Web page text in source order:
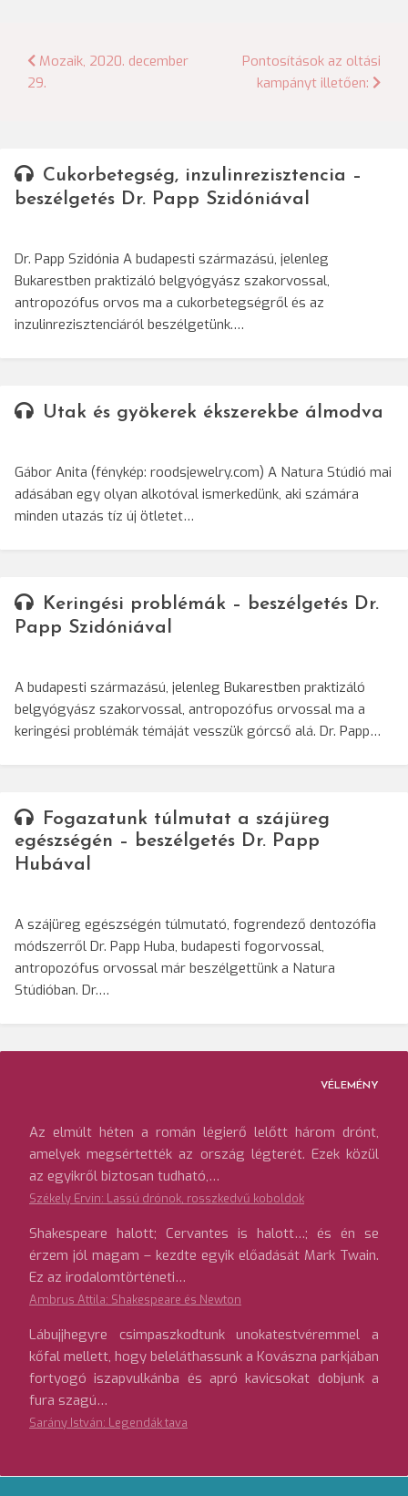
Bejegyzés
Mozaik, 2020. december
29.
Pontosítások az oltási
kampányt illetően:
Cukorbetegség, inzulinrezisztencia –
beszélgetés Dr. Papp Szidóniával
Dr. Papp Szidónia A budapesti származású, jelenleg
Bukarestben praktizáló belgyógyász szakorvossal,
antropozófus orvos ma a cukorbetegségről és az
inzulinrezisztenciáról beszélgetünk.…
Utak és gyökerek ékszerekbe álmodva
Gábor Anita (fénykép: roodsjewelry.com) A Natura Stúdió mai
adásában egy olyan alkotóval ismerkedünk, aki számára
minden utazás tíz új ötletet…
Keringési problémák – beszélgetés Dr.
Papp Szidóniával
A budapesti származású, jelenleg Bukarestben praktizáló
belgyógyász szakorvossal, antropozófus orvossal ma a
keringési problémák témáját vesszük górcső alá. Dr. Papp…
Fogazatunk túlmutat a szájüreg
egészségén – beszélgetés Dr. Papp
Hubával
A szájüreg egészségén túlmutató, fogrendező dentozófia
módszerről Dr. Papp Huba, budapesti fogorvossal,
antropozófus orvossal már beszélgettünk a Natura
Stúdióban. Dr.…
VÉLEMÉNY
Az elmúlt héten a román légierő lelőtt három drónt,
amelyek megsértették az ország légterét. Ezek közül
az egyikről biztosan tudható,…
Székely Ervin: Lassú drónok, rosszkedvű koboldok
Shakespeare halott; Cervantes is halott…; és én se
érzem jól magam – kezdte egyik előadását Mark Twain.
Ez az irodalomtörténeti…
Ambrus Attila: Shakespeare és Newton
Lábujjhegyre csimpaszkodtunk unokatestvéremmel a
kőfal mellett, hogy beleláthassunk a Kovászna parkjában
fortyogó iszapvulkánba és apró kavicsokat dobjunk a
fura szagú…
Sarány István: Legendák tava